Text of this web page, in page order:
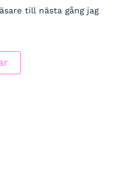
till nästa gång jag